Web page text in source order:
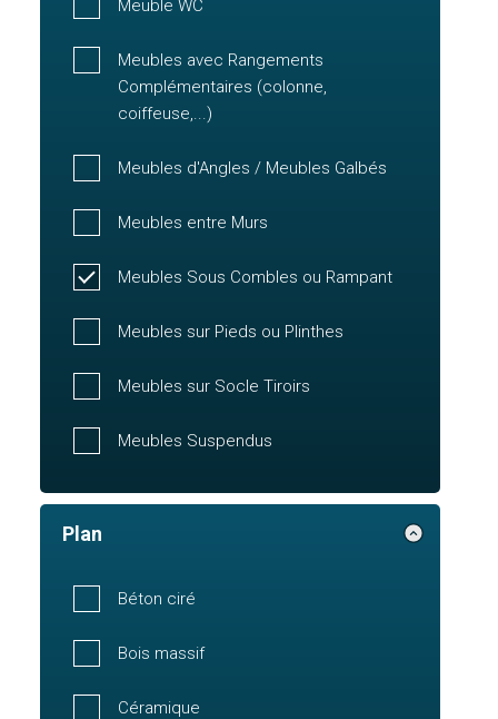
Meuble WC
Meubles avec Rangements
Complémentaires (colonne,
coiffeuse,...)
Meubles d'Angles / Meubles Galbés
Meubles entre Murs
Meubles Sous Combles ou Rampant
Meubles sur Pieds ou Plinthes
Meubles sur Socle Tiroirs
Meubles Suspendus
Plan
Béton ciré
Bois massif
Céramique